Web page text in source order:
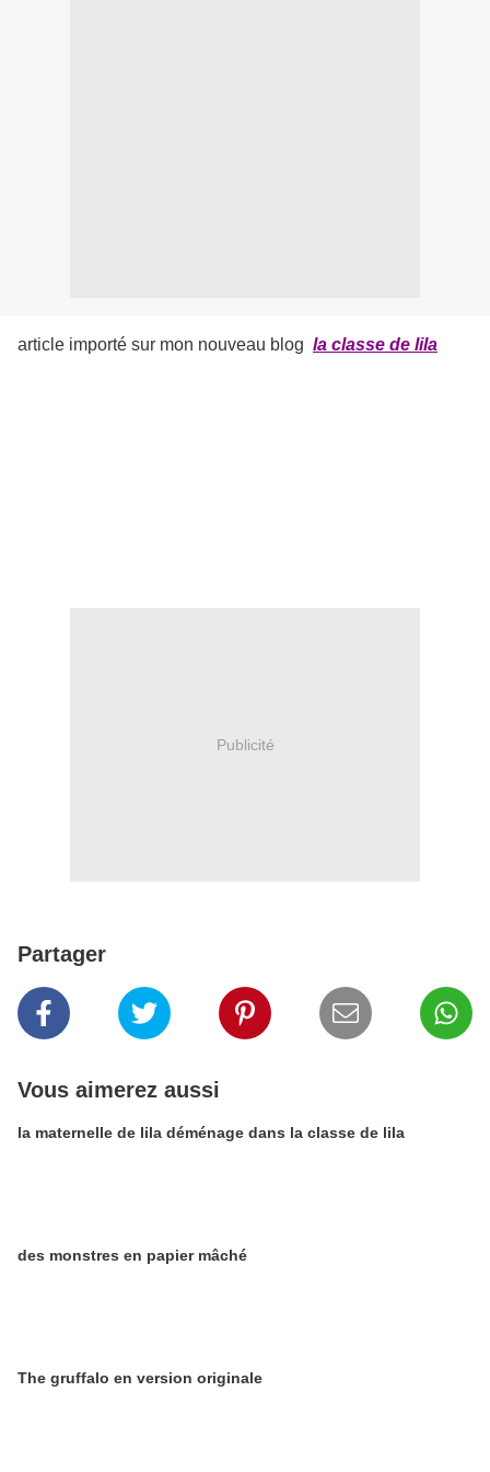
article importé sur mon nouveau blog la classe de lila
Publicité
Partager
Vous aimerez aussi
la maternelle de lila déménage dans la classe de lila
des monstres en papier mâché
The gruffalo en version originale